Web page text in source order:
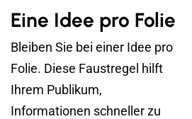
Eine Idee pro Folie
Bleiben Sie bei einer Idee pro
Folie. Diese Faustregel hilft
Ihrem Publikum,
Informationen schneller zu